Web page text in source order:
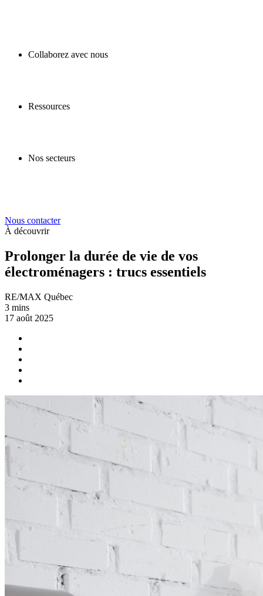
Collaborez avec nous
Ressources
Nos secteurs
Nous contacter
À découvrir
Prolonger la durée de vie de vos
électroménagers : trucs essentiels
RE/MAX Québec
3 mins
17 août 2025